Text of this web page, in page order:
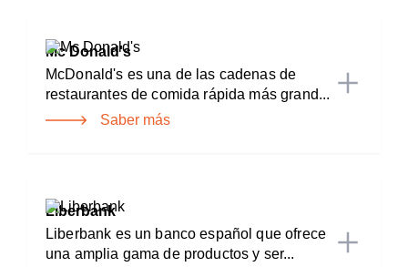
Mc Donald's
McDonald's es una de las cadenas de
restaurantes de comida rápida más grand...
Saber más
Liberbank
Liberbank es un banco español que ofrece
una amplia gama de productos y ser...